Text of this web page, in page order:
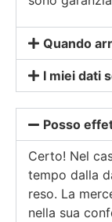
Quando
I miei dati
Posso
Certo! Nel
tempo dalla
reso. La
nella sua